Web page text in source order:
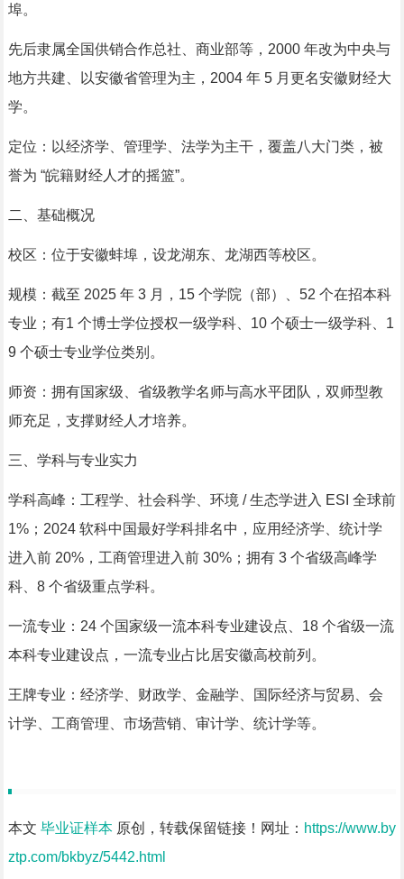
埠。
先后隶属全国供销合作总社、商业部等，2000 年改为中央与
地方共建、以安徽省管理为主，2004 年 5 月更名安徽财经大
学。
定位：以经济学、管理学、法学为主干，覆盖八大门类，被
誉为 “皖籍财经人才的摇篮”。
二、基础概况
校区：位于安徽蚌埠，设龙湖东、龙湖西等校区。
规模：截至 2025 年 3 月，15 个学院（部）、52 个在招本科
专业；有1 个博士学位授权一级学科、10 个硕士一级学科、1
9 个硕士专业学位类别。
师资：拥有国家级、省级教学名师与高水平团队，双师型教
师充足，支撑财经人才培养。
三、学科与专业实力
学科高峰：工程学、社会科学、环境 / 生态学进入 ESI 全球前
1%；2024 软科中国最好学科排名中，应用经济学、统计学
进入前 20%，工商管理进入前 30%；拥有 3 个省级高峰学
科、8 个省级重点学科。
一流专业：24 个国家级一流本科专业建设点、18 个省级一流
本科专业建设点，一流专业占比居安徽高校前列。
王牌专业：经济学、财政学、金融学、国际经济与贸易、会
计学、工商管理、市场营销、审计学、统计学等。
本文 毕业证样本原创，转载保留链接！网址： https://www.by
ztp.com/bkbyz/5442.html